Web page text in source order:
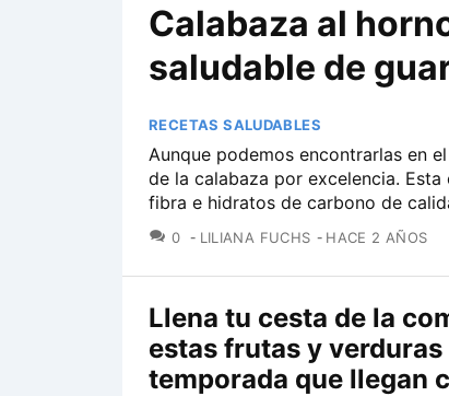
Calabaza al
saludable de
RECETAS SALUDABLES
Aunque podemos encontrarlas en
de la calabaza por excelencia.
fibra e hidratos de carbono de
0 COMENTARIOS
LILIANA FUCHS HACE 2 AÑOS
Llena tu cesta de la
estas frutas y verduras
temporada que llegan